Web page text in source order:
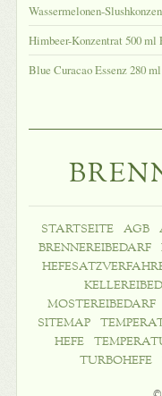
Wassermelonen-
Himbeer-Konzentrat 500
Blue Curacao Essenz 280
STARTSEITE AGB
BRENNEREIBEDARF
MOSTEREIBEDARF
SITEMAP
HEFE
TURBOHEFE